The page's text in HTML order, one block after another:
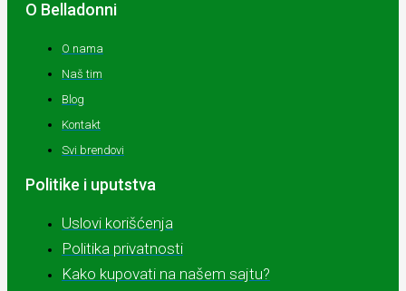
O Belladonni
O nama
Naš tim
Blog
Kontakt
Svi brendovi
Politike i uputstva
Uslovi korišćenja
Politika privatnosti
Kako kupovati na našem sajtu?